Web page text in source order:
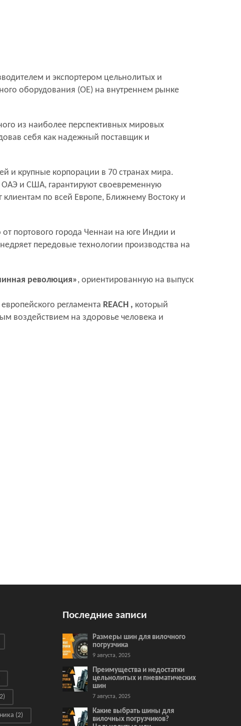
и экспортером цельнолитых и
оборудования (OE) на внутреннем рынке
из наиболее перспективных мировых
себя как надежный поставщик и
и крупные корпорации в 70 странах мира.
и США, гарантируют своевременную
клиентам по всей Европе, Ближнему Востоку и
портового города Ченнаи на юге Индии и
передовые технологии производства на
революция», ориентированную на выпуск
регламента REACH , который
воздействием на здоровье человека и
(2)
Последние записи
Размеры шин для вилочного
погрузчика
9 августа, 2025
Преимущества и недостатки
цельнолитых и пневматических
шин
7 августа, 2025
Какие выбрать шины для
вилочных погрузчиков?